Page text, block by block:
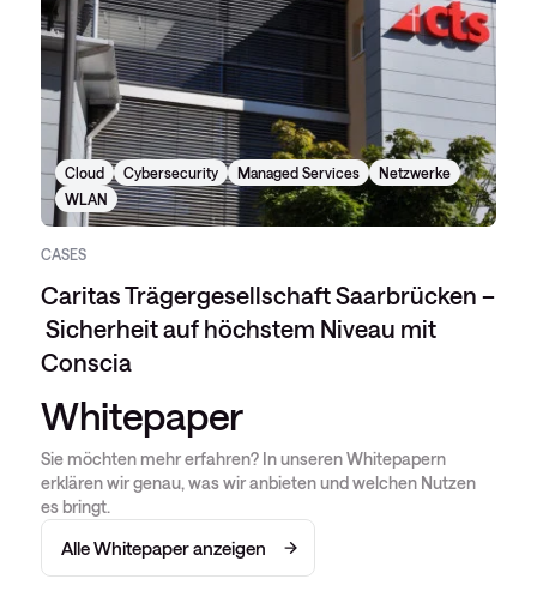
Cloud Cybersecurity Managed Services
Netzwerke
WLAN
CASES
Caritas Trägergesellschaft Saarbrücken –
Sicherheit auf höchstem Niveau mit
Conscia
Whitepaper
Sie möchten mehr erfahren? In unseren Whitepapern
erklären wir genau, was wir anbieten und welchen Nutzen
es bringt.
Alle Whitepaper anzeigen